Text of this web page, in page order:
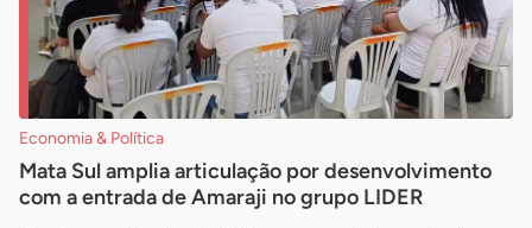
Economia & Política
Mata Sul amplia articulação por desenvolvimento
com a entrada de Amaraji no grupo LIDER